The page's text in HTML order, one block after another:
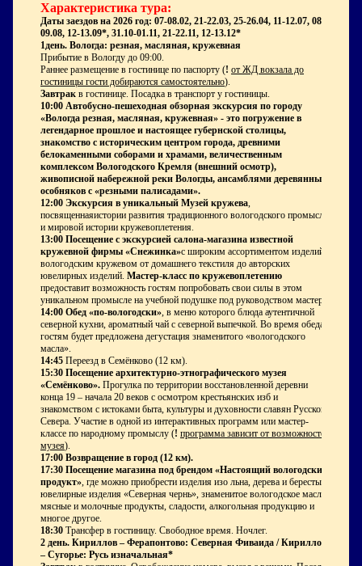
Характеристика тура:
Даты заездов на 2026 год: 07-08.02, 21-22.03, 25-26.04, 11-12.07, 08-
09.08, 12-13.09*, 31.10-01.11, 21-22.11, 12-13.12*
1день. Вологда: резная, масляная, кружевная
Прибытие в Вологду до 09:00.
Раннее размещение в гостинице по паспорту (! от ЖД вокзала до
гостиницы гости добираются самостоятельно).
Завтрак в гостинице. Посадка в транспорт у гостиницы.
10:00 Автобусно-пешеходная обзорная экскурсия по городу
«Вологда резная, масляная, кружевная» - это погружение в
легендарное прошлое и настоящее губернской столицы,
знакомство с историческим центром города, древними
белокаменными соборами и храмами, величественным
комплексом Вологодского Кремля (внешний осмотр),
живописной набережной реки Вологды, ансамблями деревянных
особняков с «резными палисадами».
12:00 Экскурсия в уникальный Музей кружева,
посвященнаяистории развития традиционного вологодского промысла
и мировой истории кружевоплетения.
13:00 Посещение с экскурсией салона-магазина известной
кружевной фирмы «Снежинка»с широким ассортиментом изделий с
вологодским кружевом от домашнего текстиля до авторских
ювелирных изделий. Мастер-класс по кружевоплетению
предоставит возможность гостям попробовать свои силы в этом
уникальном промысле на учебной подушке под руководством мастера.
14:00 Обед «по-вологодски», в меню которого блюда аутентичной
северной кухни, ароматный чай с северной выпечкой. Во время обеда
гостям будет предложена дегустация знаменитого «вологодского
масла».
14:45 Переезд в Семёнково (12 км).
15:30 Посещение архитектурно-этнографического музея
«Семёнково». Прогулка по территории восстановленной деревни
конца 19 – начала 20 веков с осмотром крестьянских изб и
знакомством с истоками быта, культуры и духовности славян Русского
Севера. Участие в одной из интерактивных программ или мастер-
классе по народному промыслу (! программа зависит от возможностей
музея).
17:00 Возвращение в город (12 км).
17:30 Посещение магазина под брендом «Настоящий вологодский
продукт», где можно приобрести изделия изо льна, дерева и бересты,
ювелирные изделия «Северная чернь», знаменитое вологодское масло,
мясные и молочные продукты, сладости, алкогольная продукцию и
многое другое.
18:30 Трансфер в гостиницу. Свободное время. Ночлег.
2 день. Кириллов – Ферапонтово: Северная Фиваида / Кириллов
– Сугорье: Русь изначальная*